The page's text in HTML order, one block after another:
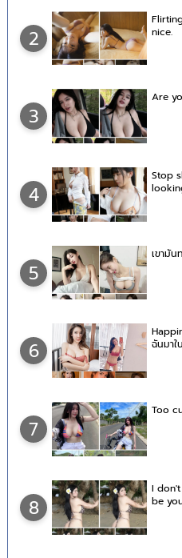
2
nice.
3
Are
4
Stop
5
เขามั
6
ฉันมา
7
Too
8
I
be